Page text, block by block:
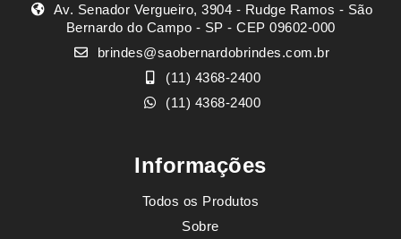
Av. Senador Vergueiro, 3904 - Rudge Ramos - São
Bernardo do Campo - SP - CEP 09602-000
brindes@saobernardobrindes.com.br
(11) 4368-2400
(11) 4368-2400
Informações
Todos os Produtos
Sobre